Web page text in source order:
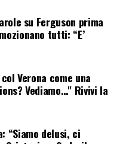
su Ferguson prima
tutti: “E’
Verona come una
Vediamo…" Rivivi la
“Siamo delusi, ci